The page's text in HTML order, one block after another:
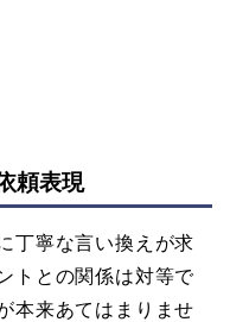
頼表現
丁寧な言い換えが求
トとの関係は対等で
本来あてはまりませ